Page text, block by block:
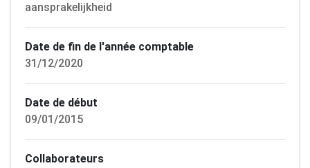
aansprakelijkheid
Date de fin de l'année comptable
31/12/2020
Date de début
09/01/2015
Collaborateurs